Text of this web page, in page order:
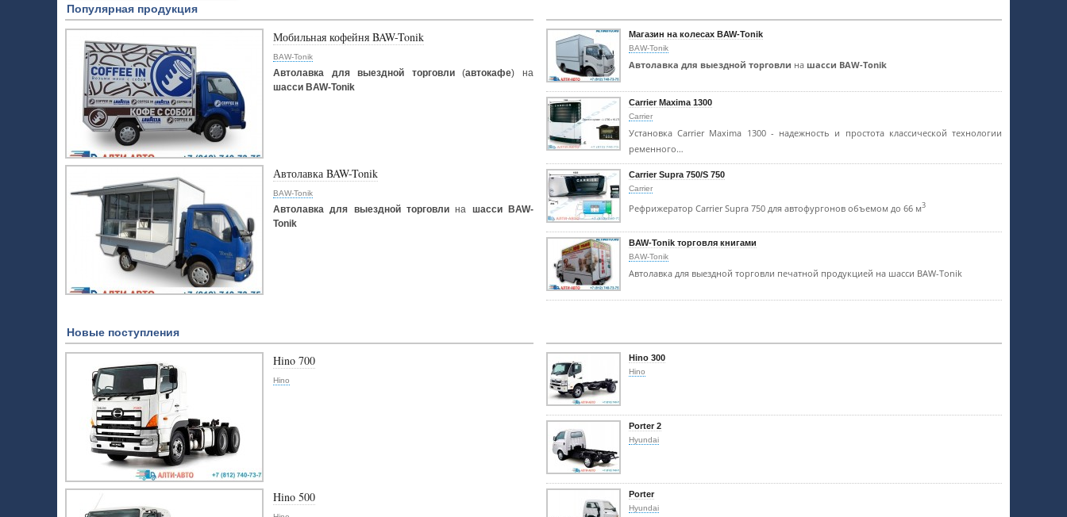
Популярная продукция
Мобильная кофейня BAW-Tonik
BAW-Tonik
Автолавка для выездной торговли(автокафе) на
шасси BAW-Tonik
Автолавка BAW-Tonik
BAW-Tonik
Автолавка для выездной торговли на шасси BAW-
Tonik
Магазин на колесах BAW-Tonik
BAW-Tonik
Автолавка для выездной торговли на шасси BAW-Tonik
Carrier Maxima 1300
Carrier
Установка Carrier Maxima 1300 - надежность и простота классической технологии
ременного…
Carrier Supra 750/S 750
Carrier
Рефрижератор Carrier Supra 750 для автофургонов объемом до 66 м3
BAW-Tonik торговля книгами
BAW-Tonik
Автолавка для выездной торговли печатной продукцией на шасси BAW-Tonik
Новые поступления
Hino 700
Hino
Hino 500
Hino 300
Hino
Porter 2
Hyundai
Porter
Hyundai